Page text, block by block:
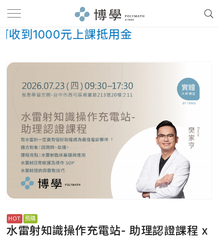
到1000元上課抵用金
水雷射知識操作充電站- 助理認證課程 x